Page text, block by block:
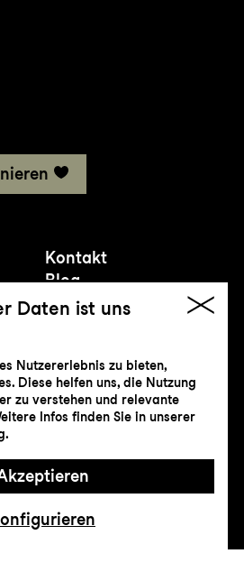
Kontakt
Blog
Presse
und Theater
AGB Intranet
Daten ist uns
Nutzererlebnis zu bieten,
Diese helfen uns, die Nutzung
zu verstehen und relevante
Infos finden Sie in unserer
.